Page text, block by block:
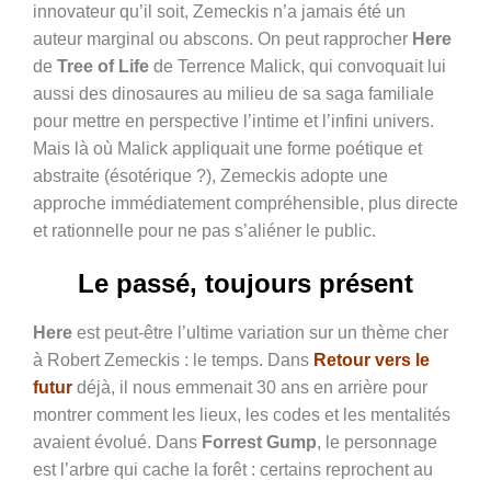
innovateur qu’il soit, Zemeckis n’a jamais été un
auteur marginal ou abscons. On peut rapprocher Here
de Tree of Life de Terrence Malick, qui convoquait lui
aussi des dinosaures au milieu de sa saga familiale
pour mettre en perspective l’intime et l’infini univers.
Mais là où Malick appliquait une forme poétique et
abstraite (ésotérique ?), Zemeckis adopte une
approche immédiatement compréhensible, plus directe
et rationnelle pour ne pas s’aliéner le public.
Le passé, toujours présent
Here est peut-être l’ultime variation sur un thème cher
à Robert Zemeckis : le temps. Dans Retour vers le
futur déjà, il nous emmenait 30 ans en arrière pour
montrer comment les lieux, les codes et les mentalités
avaient évolué. Dans Forrest Gump, le personnage
est l’arbre qui cache la forêt : certains reprochent au